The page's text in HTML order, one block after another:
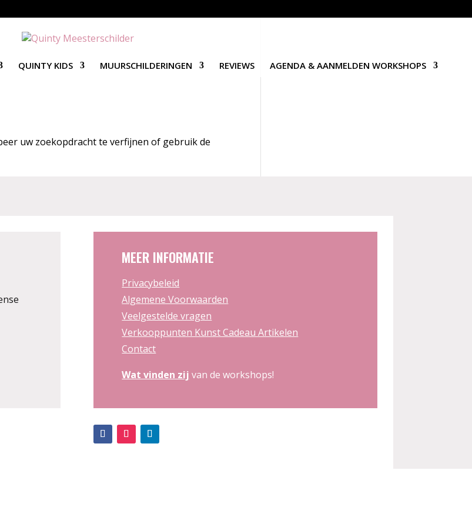
QUINTY KIDS MUURSCHILDERINGEN REVIEWS AGENDA & AANMELDEN WORKSHOPS
uw zoekopdracht te verfijnen of gebruik de
MEER INFORMATIE
Privacybeleid
Algemene Voorwaarden
Veelgestelde vragen
Verkooppunten Kunst Cadeau Artikelen
Contact
Wat vinden zij van de workshops!